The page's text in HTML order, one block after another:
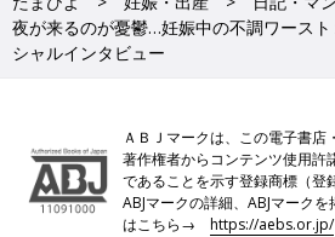
夜が来るのが憂鬱…妊娠中の不調ワース
シャルインタビュー
ＡＢＪマークは、この電子書店
著作権者からコンテンツ使用許
であることを示す登録商標（登
ABJマークの詳細、ABJマーク
はこちら→https://aebs.or.jp/